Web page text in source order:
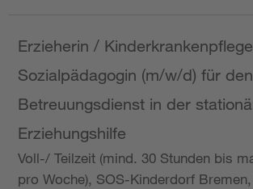
Erzieherin /
Sozialpädagogin (m/w/d) für den
Betreuungsdienst in der
Erziehungshilfe
Voll-/ Teilzeit (mind. 30 Stunden bis
pro Woche), SOS-Kinderdorf